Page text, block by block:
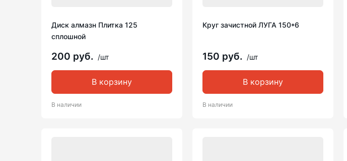
Диск алмазн Плитка 125
сплошной
200 руб. /шт
В корзину
В наличии
Круг зачистной ЛУГА 150*6
150 руб. /шт
В корзину
В наличии